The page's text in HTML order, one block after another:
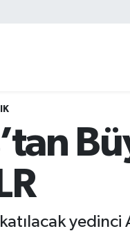
yedinci